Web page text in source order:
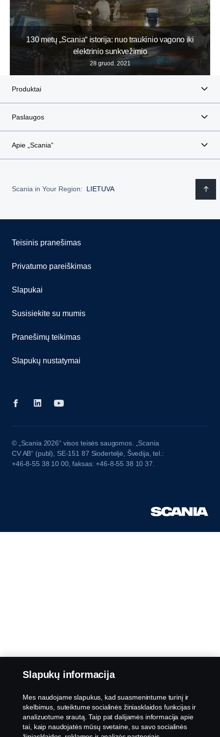
130 metų „Scania“ istorija: nuo traukinio vagono iki
elektrinio sunkvežimio
28 gruod. 2021
Produktai
Paslaugos
Apie „Scania“
Scania in Your Region: LIETUVA
Teisinis pranešimas
Privatumo pareiškimas
Slapukai
Susisiekite su mumis
Pranešimų teikimas
Slapukų nustatymai
© „Scania 2026“ visos teisės saugomos. „Scania
CV AB“ (publ), SE-151 87 Sioderteljė, Švedija, tel.:
+46-8-55 38 10 00, faksas: +46-8-55 38 10 37.
Slapukų informacija
Mes naudojame slapukus, kad suasmenintume turinį ir
skelbimus, suteiktume socialinės žiniasklaidos funkcijas ir
analizuotume srautą. Taip pat dalijamės informacija apie
tai, kaip naudojatės mūsų svetaine, su savo socialinės